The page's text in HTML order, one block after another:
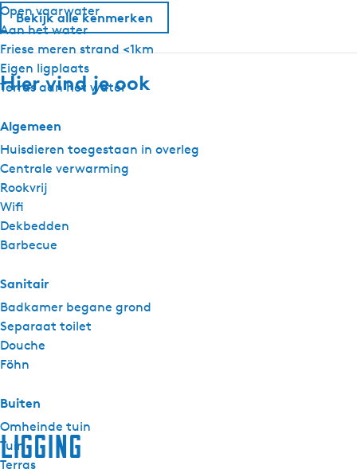
Open vaarwater
Aan het water
Friese meren strand <1km
Eigen ligplaats
Terras aan het water
Algemeen
Huisdieren toegestaan in overleg
Centrale verwarming
Rookvrij
Wifi
Dekbedden
Barbecue
Sanitair
Badkamer begane grond
Separaat toilet
Douche
Föhn
Buiten
Omheinde tuin
Tuin
Terras
Bekijk alle kenmerken
Hier vind je ook
Ligging